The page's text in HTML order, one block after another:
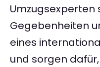
Gegebenheiten
eines
und sorgen